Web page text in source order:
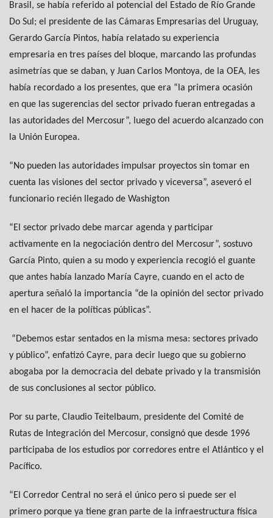
Brasil, se había referido al potencial del Estado de Río Grande
Do Sul; el presidente de las Cámaras Empresarias del Uruguay,
Gerardo García Pintos, había relatado su experiencia
empresaria en tres países del bloque, marcando las profundas
asimetrías que se daban, y Juan Carlos Montoya, de la OEA, les
había recordado a los presentes, que era “la primera ocasión
en que las sugerencias del sector privado fueran entregadas a
las autoridades del Mercosur”, luego del acuerdo alcanzado con
la Unión Europea.
“No pueden las autoridades impulsar proyectos sin tomar en
cuenta las visiones del sector privado y viceversa”, aseveró el
funcionario recién llegado de Washigton
“El sector privado debe marcar agenda y participar
activamente en la negociación dentro del Mercosur”, sostuvo
García Pinto, quien a su modo y experiencia recogió el guante
que antes había lanzado María Cayre, cuando en el acto de
apertura señaló la importancia “de la opinión del sector privado
en el hacer de la políticas públicas”.
“Debemos estar sentados en la misma mesa: sectores privado
y público”, enfatizó Cayre, para decir luego que su gobierno
abogaba por la democracia del debate privado y la transmisión
de sus conclusiones al sector público.
Por su parte, Claudio Teitelbaum, presidente del Comité de
Rutas de Integración del Mercosur, consignó que desde 1996
participaba de los estudios por corredores entre el Atlántico y el
Pacífico.
“El Corredor Central no será el único pero si puede ser el
primero porque ya tiene gran parte de la infraestructura física